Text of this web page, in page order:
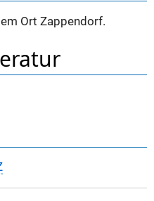
Ort Zappendorf.